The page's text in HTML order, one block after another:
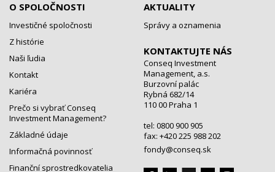
O SPOLOČNOSTI
Investičné spoločnosti
Z histórie
Naši ľudia
Kontakt
Kariéra
Prečo si vybrať Conseq
Investment Management?
Základné údaje
Informačná povinnosť
Finanční sprostredkovatelia
AKTUALITY
Správy a oznamenia
KONTAKTUJTE NÁS
Conseq Investment
Management, a.s.
Burzovní palác
Rybná 682/14
110 00 Praha 1
tel: 0800 900 905
fax: +420 225 988 202
fondy@conseq.sk